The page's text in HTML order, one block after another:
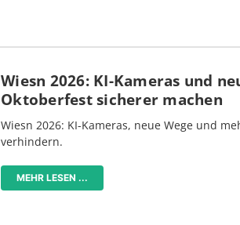
Wiesn 2026: KI-Kameras und
Oktoberfest sicherer machen
Wiesn 2026: KI-Kameras, neue Wege und
verhindern.
MEHR LESEN ...